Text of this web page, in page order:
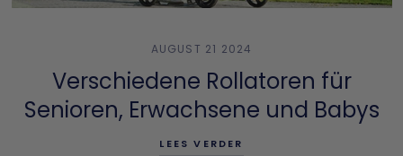
AUGUST 21 2024
Verschiedene Rollatoren für
Senioren, Erwachsene und Babys
LEES VERDER